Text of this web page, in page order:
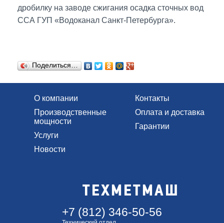
дробилку на заводе сжигания осадка сточных вод
ССА ГУП «Водоканал Санкт-Петербурга».
Поделиться…
О компании
Производственные
мощности
Услуги
Новости
Контакты
Оплата и доставка
Гарантии
ТЕХМЕТМАШ
+7 (812) 346-50-56